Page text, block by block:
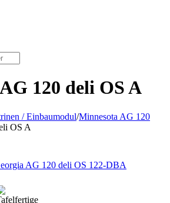
120 deli OS A
/ Einbaumodul/Minnesota AG 120
OS A